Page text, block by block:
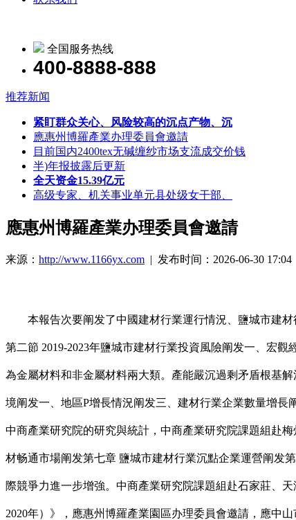
全国服务热线
400-8888-888
推荐新闻
紧盯群众关心、风险较高的沉点产物、沉
應惠州博羅產業办理委員會邀請
目前国内2400tex无碱缠纱市场支流成交价钱
半)年报披露后更新
全天资金15.39亿元
高级专家、机关事业单元县处级女干部、
應惠州博羅產業办理委員會邀請
来源： http://www.1166yx.com | 发布时间：2026-06-30 17:04
本報告次要阐发了中國建材行業運行情況、鹽城市建材
第二節 2019-2023年鹽城市建材行業投資風險阐发一、宏
為金屬材料和非金屬材料兩大類。產能嚴沉過剩矛盾根基
境阐发一、地區P增長情況阐发三、建材行業企業數量增
中商產業研究院的研究與統計，中商產業研究院課題組赴
材畅通市場阐发第七章 鹽城市建材行業沉點企業運營阐发
際競爭力進一步增強。中商產業研究院課題組赴石家莊、
2020年）》，應惠州博羅產業園區办理委員會邀請，應中